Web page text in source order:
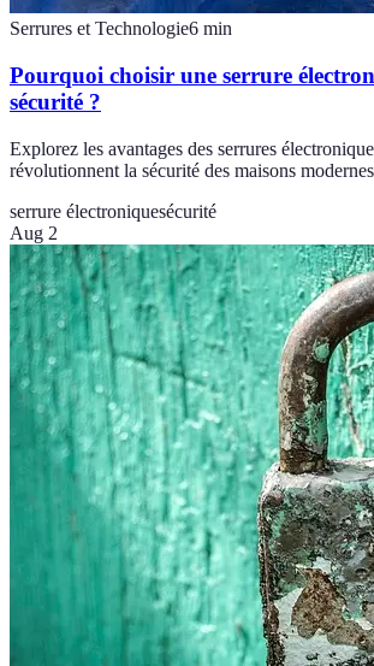
Serrures et Technologie6 min
Pourquoi choisir une serrure
sécurité ?
Explorez les avantages des serrures
révolutionnent la sécurité des maisons
serrure électroniquesécurité
Aug 2